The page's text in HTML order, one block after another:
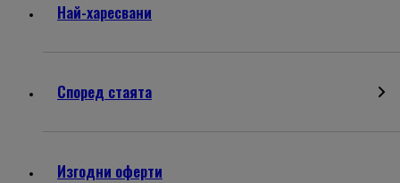
Най-харесвани
Според стаята
Изгодни оферти